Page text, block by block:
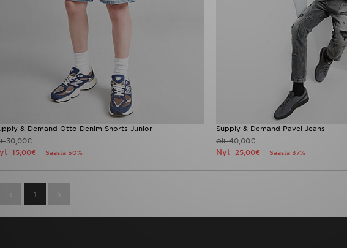
& Demand Otto Denim Shorts Junior
30,00€
15,00€ Säästä 50%
Supply & Demand Pavel Jeans
Oli40,00€
Nyt 25,00€ Säästä 37%
1